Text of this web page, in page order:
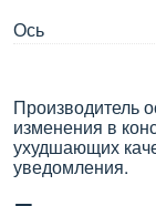
Ось
Производитель
изменения в
ухудшающих
уведомления.